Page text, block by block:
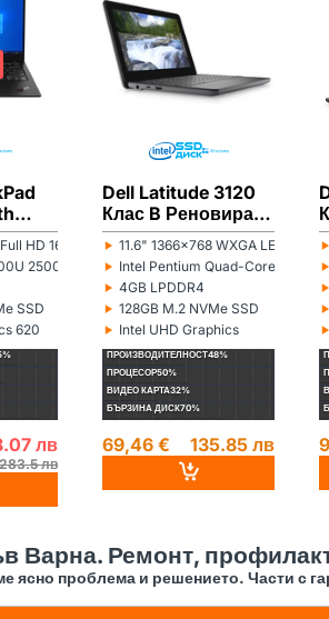
HD 16:9
2500MHz 3MB
SSD
620
лв
283.5 лв
Dell Latitude 3120
Клас B Реновиран
лаптоп
‣
Монитор:
11.6" 1366x768 WXGA LED 16:9
‣
Процесор:
Intel Pentium Quad-Core Silver
‣
Рам памет:
4GB LPDDR4
‣
Хард диск:
128GB M.2 NVMe SSD
‣
Видеокарта:
Intel UHD Graphics
ПРОИЗВОДИТЕЛНОСТ48%
ПРОЦЕСОР50%
ВИДЕО КАРТА32%
БЪРЗИНА ДИСК70%
69,46 € 135.85 лв
‣
‣
‣
‣
‣
Варна. Ремонт,
ясно проблема и решението. Части с